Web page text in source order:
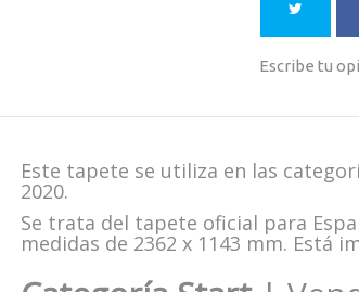
Escribe tu
Este tapete se utiliza en las
2020.
Se trata del tapete oficial para
medidas de 2362 x 1143 mm. Está